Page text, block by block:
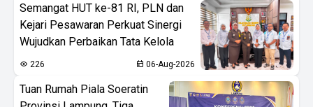
Semangat HUT ke-81 RI, PLN dan
Kejari Pesawaran Perkuat Sinergi
Wujudkan Perbaikan Tata Kelola
226 06-Aug-2026
Tuan Rumah Piala Soeratin